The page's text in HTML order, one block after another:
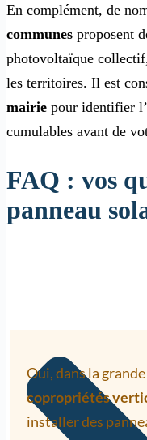
En complément, de
communes proposent
photovoltaïque
les territoires. Il est
mairie pour identifier
cumulables avant de
FAQ : vos
panneau
Oui, dans la
copropriétés
installer des